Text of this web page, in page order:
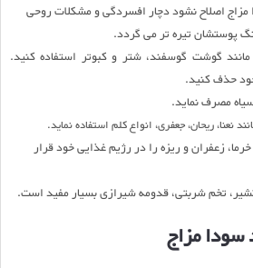
اصلاح نشود دچار افسردگی و مشکلات روحی
پوستشان تیره تر می گردد.
گوشت گوسفند، شتر و کبوتر استفاده کنید.
حذف کنید.
مصرف نماید.
نعنا، ریحان، جعفری، انواع کلم استفاده نماید.
زعفران و ریزه را در رژیم غذایی خود قرار
تخم شربتی، قدومه شیرازی بسیار مفید است.
سودا مزاج